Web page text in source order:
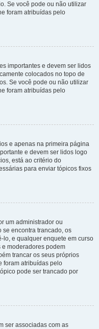
Se você pode ou não utilizar
foram atribuídas pelo
importantes e devem ser lidos
colocados no topo de
Se você pode ou não utilizar
foram atribuídas pelo
e apenas na primeira página
e devem ser lidos logo
está ao critério do
para enviar tópicos fixos
um administrador ou
se encontra trancado, os
lo, e qualquer enquete em curso
e moderadores podem
trancar os seus próprios
foram atribuídas pelo
pode ser trancado por
ser associadas com as